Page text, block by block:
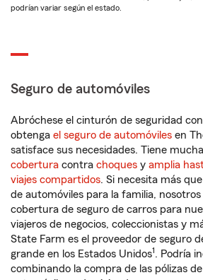
podrían variar según el estado.
Seguro de automóviles
Abróchese el cinturón de seguridad
obtenga el seguro de automóviles en
satisface sus necesidades. Tiene
cobertura contra choques y amplia
viajes compartidos. Si necesita más
de automóviles para la familia,
cobertura de seguro de carros para
viajeros de negocios, coleccionistas y
State Farm es el proveedor de seguro
grande en los Estados Unidos1. Podría
combinando la compra de las pólizas